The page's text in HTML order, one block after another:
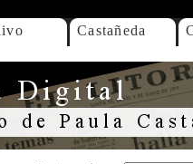
Castañeda